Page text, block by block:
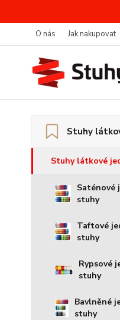
O nás Jak nakupovat
Stuhy
Stuhy látkové
Saténové
stuhy
Taftové
stuhy
Rypsové
stuhy
Bavlněné
stuhy